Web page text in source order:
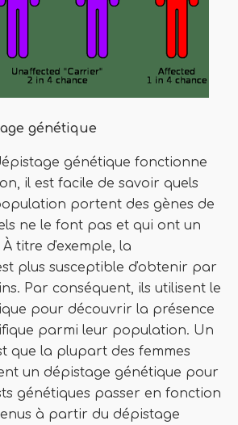
génétique
génétique fonctionne
il est facile de savoir quels
portent des gènes de
ne le font pas et qui ont un
titre d'exemple, la
plus susceptible d'obtenir par
Par conséquent, ils utilisent le
pour découvrir la présence
parmi leur population. Un
que la plupart des femmes
un dépistage génétique pour
génétiques passer en fonction
à partir du dépistage